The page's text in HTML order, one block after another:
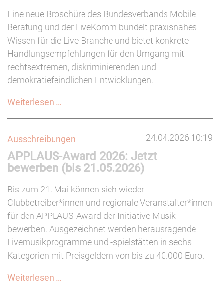
Eine neue Broschüre des Bundesverbands Mobile
Beratung und der LiveKomm bündelt praxisnahes
Wissen für die Live-Branche und bietet konkrete
Handlungsempfehlungen für den Umgang mit
rechtsextremen, diskriminierenden und
demokratiefeindlichen Entwicklungen.
Weiterlesen …
Handlungsempfehlungen
für
Clubs
Festivals
24.04.2026 10:19
Ausschreibungen
APPLAUS-Award 2026: Jetzt
bewerben (bis 21.05.2026)
Bis zum 21. Mai können sich wieder
Clubbetreiber*innen und regionale Veranstalter*innen
für den APPLAUS-Award der Initiative Musik
bewerben. Ausgezeichnet werden herausragende
Livemusikprogramme und -spielstätten in sechs
Kategorien mit Preisgeldern von bis zu 40.000 Euro.
Weiterlesen …